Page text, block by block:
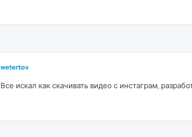
wetertov
Все искал как скачивать видео с инстаграм,